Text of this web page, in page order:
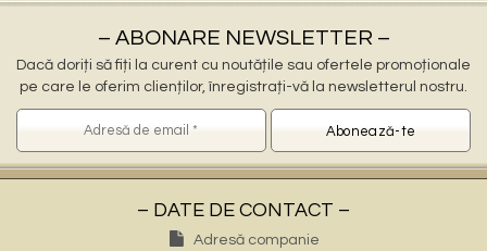
– ABONARE NEWSLETTER –
Dacă doriți să fiți la curent cu noutățile sau ofertele promoționale
pe care le oferim clienților, înregistrați-vă la newsletterul nostru.
– DATE DE CONTACT –
Adresă companie